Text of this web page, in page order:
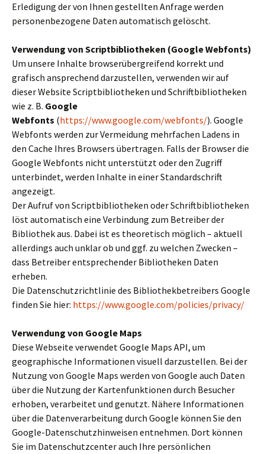
Erledigung der von Ihnen gestellten Anfrage werden
personenbezogene Daten automatisch gelöscht.
Verwendung von Scriptbibliotheken (Google Webfonts)
Um unsere Inhalte browserübergreifend korrekt und
grafisch ansprechend darzustellen, verwenden wir auf
dieser Website Scriptbibliotheken und Schriftbibliotheken
wie z. B. Google
Webfonts (https://www.google.com/webfonts/). Google
Webfonts werden zur Vermeidung mehrfachen Ladens in
den Cache Ihres Browsers übertragen. Falls der Browser die
Google Webfonts nicht unterstützt oder den Zugriff
unterbindet, werden Inhalte in einer Standardschrift
angezeigt.
Der Aufruf von Scriptbibliotheken oder Schriftbibliotheken
löst automatisch eine Verbindung zum Betreiber der
Bibliothek aus. Dabei ist es theoretisch möglich – aktuell
allerdings auch unklar ob und ggf. zu welchen Zwecken –
dass Betreiber entsprechender Bibliotheken Daten
erheben.
Die Datenschutzrichtlinie des Bibliothekbetreibers Google
finden Sie hier: https://www.google.com/policies/privacy/
Verwendung von Google Maps
Diese Webseite verwendet Google Maps API, um
geographische Informationen visuell darzustellen. Bei der
Nutzung von Google Maps werden von Google auch Daten
über die Nutzung der Kartenfunktionen durch Besucher
erhoben, verarbeitet und genutzt. Nähere Informationen
über die Datenverarbeitung durch Google können Sie den
Google-Datenschutzhinweisen entnehmen. Dort können
Sie im Datenschutzcenter auch Ihre persönlichen